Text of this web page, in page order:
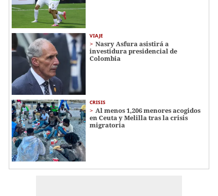
VIAJE
Nasry Asfura asistirá a
investidura presidencial de
Colombia
CRISIS
Al menos 1,206 menores acogidos
en Ceuta y Melilla tras la crisis
migratoria